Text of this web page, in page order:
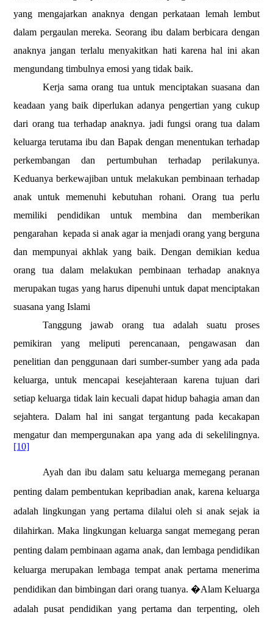
yang mengajarkan anaknya dengan perkataan lemah lembut
dalam pergaulan mereka. Seorang ibu dalam berbicara dengan
anaknya jangan terlalu menyakitkan hati karena hal ini akan
mengundang timbulnya emosi yang tidak baik.
Kerja sama orang tua untuk menciptakan suasana dan
keadaan yang baik diperlukan adanya pengertian yang cukup
dari orang tua terhadap anaknya. jadi fungsi orang tua dalam
keluarga terutama ibu dan Bapak dengan menentukan terhadap
perkembangan dan pertumbuhan terhadap perilakunya.
Keduanya berkewajiban untuk melakukan pembinaan terhadap
anak untuk memenuhi kebutuhan rohani. Orang tua perlu
memiliki pendidikan untuk membina dan memberikan
pengarahan kepada si anak agar ia menjadi orang yang berguna
dan mempunyai akhlak yang baik. Dengan demikian kedua
orang tua dalam melakukan pembinaan terhadap anaknya
merupakan tugas yang harus dipenuhi untuk dapat menciptakan
suasana yang Islami
Tanggung jawab orang tua adalah suatu proses
pemikiran yang meliputi perencanaan, pengawasan dan
penelitian dan penggunaan dari sumber-sumber yang ada pada
keluarga, untuk mencapai kesejahteraan karena tujuan dari
setiap keluarga tidak lain kecuali dapat hidup bahagia aman dan
sejahtera. Dalam hal ini sangat tergantung pada kecakapan
mengatur dan mempergunakan apa yang ada di sekelilingnya.
[10]
Ayah dan ibu dalam satu keluarga memegang peranan
penting dalam pembentukan kepribadian anak, karena keluarga
adalah lingkungan yang pertama dilalui oleh si anak sejak ia
dilahirkan. Maka lingkungan keluarga sangat memegang peran
penting dalam pembinaan agama anak, dan lembaga pendidikan
keluarga merupakan lembaga tempat anak pertama menerima
pendidikan dan bimbingan dari orang tuanya. �Alam Keluarga
adalah pusat pendidikan yang pertama dan terpenting, oleh